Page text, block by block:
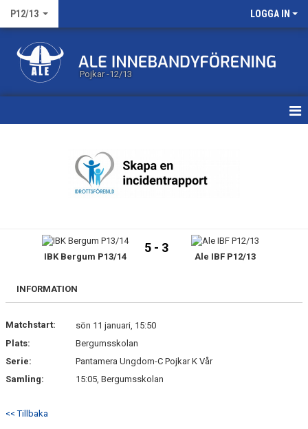
P12/13 LOGGA IN
Pojkar -12/13
BILDGALLERI
DOKUMENT
IBK Bergum P13/14
5 - 3
Ale IBF P12/13
INFORMATION
Matchstart:
sön 11 januari, 15:50
Plats:
Bergumsskolan
Serie:
Pantamera Ungdom-C Pojkar K Vår
Samling:
15:05, Bergumsskolan
<< Tillbaka